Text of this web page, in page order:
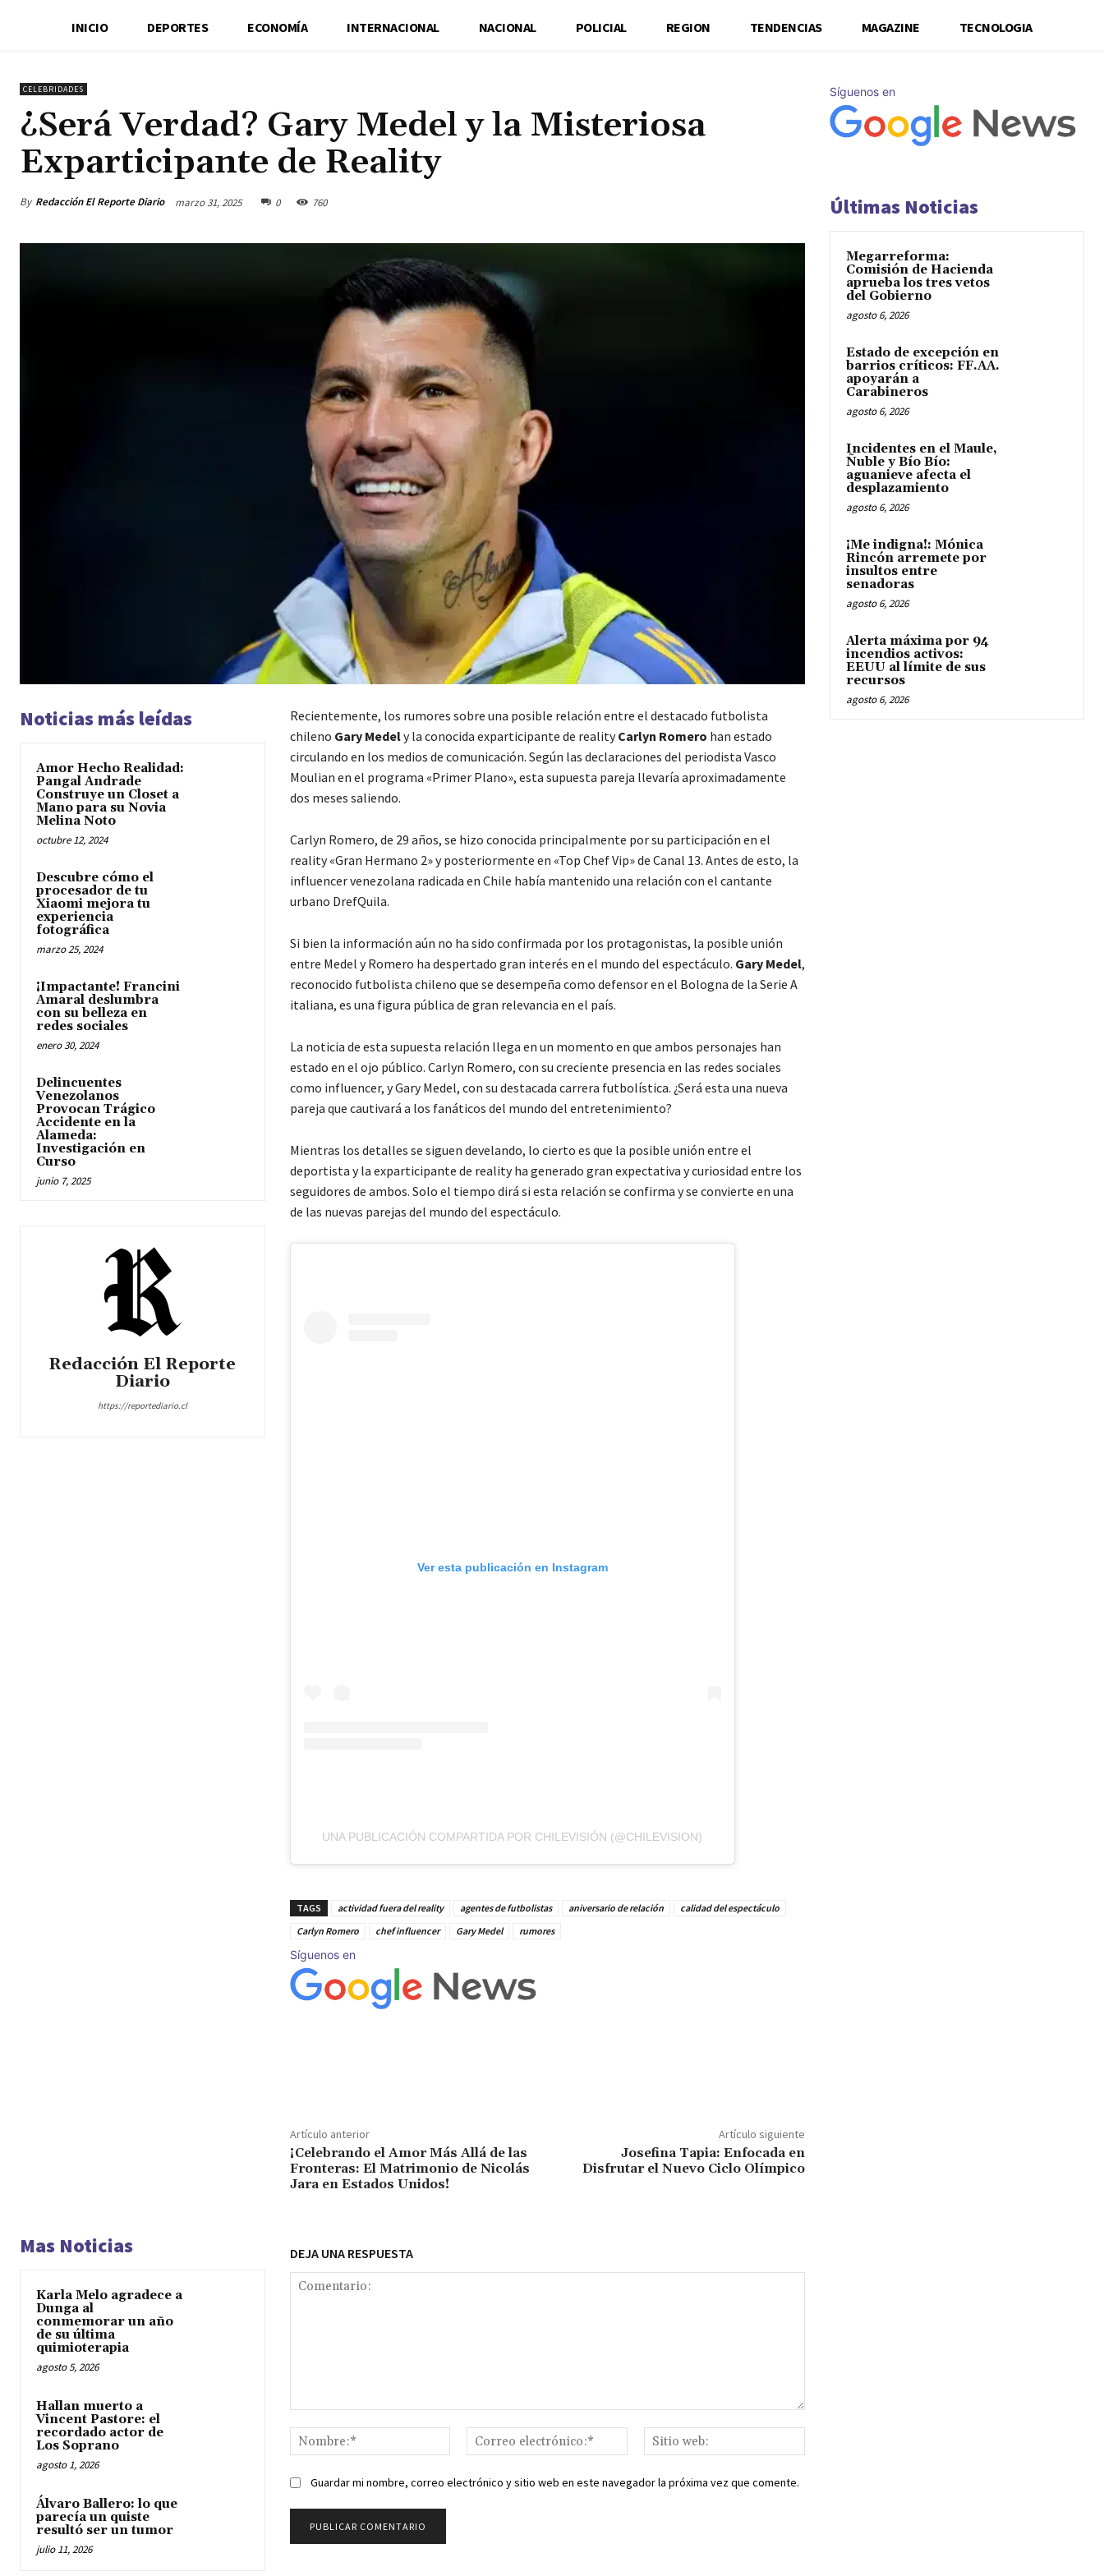
INICIO DEPORTES ECONOMÍA INTERNACIONAL NACIONAL POLICIAL REGION TENDENCIAS MAGAZINE TECNOLOGIA
CELEBRIDADES
¿Será Verdad? Gary Medel y la Misteriosa
Exparticipante de Reality
By Redacción El Reporte Diario marzo 31, 2025 0 760
Noticias más leídas
Amor Hecho Realidad:
Pangal Andrade
Construye un Closet a
Mano para su Novia
Melina Noto
octubre 12, 2024
Descubre cómo el
procesador de tu
Xiaomi mejora tu
experiencia
fotográfica
marzo 25, 2024
¡Impactante! Francini
Amaral deslumbra
con su belleza en
redes sociales
enero 30, 2024
Delincuentes
Venezolanos
Provocan Trágico
Accidente en la
Alameda:
Investigación en
Curso
junio 7, 2025
Redacción El Reporte
Diario
https://reportediario.cl
Recientemente, los rumores sobre una posible relación entre el destacado futbolista
chileno Gary Medely la conocida exparticipante de realityCarlyn Romero han estado
circulando en los medios de comunicación. Según las declaraciones del periodista Vasco
Moulian en el programa «Primer Plano», esta supuesta pareja llevaría aproximadamente
dos meses saliendo.
Carlyn Romero, de 29 años, se hizo conocida principalmente por su participación en el
reality «Gran Hermano 2» y posteriormente en «Top Chef Vip» de Canal 13. Antes de esto, la
influencer venezolana radicada en Chile había mantenido una relación con el cantante
urbano DrefQuila.
Si bien la información aún no ha sido confirmada por los protagonistas, la posible unión
entre Medel y Romero ha despertado gran interés en el mundo del espectáculo. Gary Medel,
reconocido futbolista chileno que se desempeña como defensor en el Bologna de la Serie A
italiana, es una figura pública de gran relevancia en el país.
La noticia de esta supuesta relación llega en un momento en que ambos personajes han
estado en el ojo público. Carlyn Romero, con su creciente presencia en las redes sociales
como influencer, y Gary Medel, con su destacada carrera futbolística. ¿Será esta una nueva
pareja que cautivará a los fanáticos del mundo del entretenimiento?
Mientras los detalles se siguen develando, lo cierto es que la posible unión entre el
deportista y la exparticipante de reality ha generado gran expectativa y curiosidad entre los
seguidores de ambos. Solo el tiempo dirá si esta relación se confirma y se convierte en una
de las nuevas parejas del mundo del espectáculo.
Ver esta publicación en Instagram
UNA PUBLICACIÓN COMPARTIDA POR CHILEVISIÓN (@CHILEVISION)
TAGS actividad fuera del reality agentes de futbolistas aniversario de relación
calidad del espectáculo
Carlyn Romero
chef influencer Gary Medel rumores
Síguenos en
Artículo anterior
¡Celebrando el Amor Más Allá de las
Fronteras: El Matrimonio de Nicolás
Jara en Estados Unidos!
Artículo siguiente
Josefina Tapia: Enfocada en
Disfrutar el Nuevo Ciclo Olímpico
Mas Noticias
Karla Melo agradece a
Dunga al
conmemorar un año
de su última
quimioterapia
agosto 5, 2026
Hallan muerto a
Vincent Pastore: el
recordado actor de
Los Soprano
agosto 1, 2026
Álvaro Ballero: lo que
parecía un quiste
resultó ser un tumor
julio 11, 2026
DEJA UNA RESPUESTA
Nombre:*
Correo
electrónico:*
web:
Guardar mi nombre, correo electrónico y sitio web en este navegador la próxima vez que comente.
Síguenos en
Últimas Noticias
Megarreforma:
Comisión de Hacienda
aprueba los tres vetos
del Gobierno
agosto 6, 2026
Estado de excepción en
barrios críticos: FF.AA.
apoyarán a
Carabineros
agosto 6, 2026
Incidentes en el Maule,
Ñuble y Bío Bío:
aguanieve afecta el
desplazamiento
agosto 6, 2026
¡Me indigna!: Mónica
Rincón arremete por
insultos entre
senadoras
agosto 6, 2026
Alerta máxima por 94
incendios activos:
EEUU al límite de sus
recursos
agosto 6, 2026